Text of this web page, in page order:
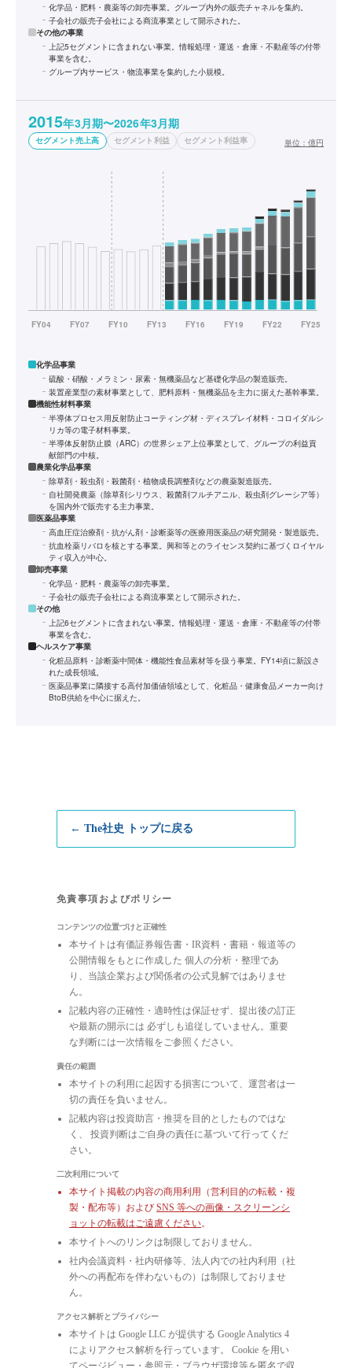
化学品・肥料・農薬等の卸売事業。グループ内外の販売チャネルを集約。
子会社の販売子会社による商流事業として開示された。
その他の事業
上記5セグメントに含まれない事業。情報処理・運送・倉庫・不動産等の付帯
事業を含む。
グループ内サービス・物流事業を集約した小規模。
2015年3月期〜2026年3月期
セグメント売上高 セグメント利益 セグメント利益率 単位： 億円
化学品事業
硫酸・硝酸・メラミン・尿素・無機薬品など基礎化学品の製造販売。
装置産業型の素材事業として、肥料原料・無機薬品を主力に据えた基幹事業。
機能性材料事業
半導体プロセス用反射防止コーティング材・ディスプレイ材料・コロイダルシ
リカ等の電子材料事業。
半導体反射防止膜（ARC）の世界シェア上位事業として、グループの利益貢
献部門の中核。
農業化学品事業
除草剤・殺虫剤・殺菌剤・植物成長調整剤などの農薬製造販売。
自社開発農薬（除草剤シリウス、殺菌剤フルチアニル、殺虫剤グレーシア等）
を国内外で販売する主力事業。
医薬品事業
高血圧症治療剤・抗がん剤・診断薬等の医療用医薬品の研究開発・製造販売。
抗血栓薬リバロを核とする事業。興和等とのライセンス契約に基づくロイヤル
ティ収入が中心。
卸売事業
化学品・肥料・農薬等の卸売事業。
子会社の販売子会社による商流事業として開示された。
その他
上記6セグメントに含まれない事業。情報処理・運送・倉庫・不動産等の付帯
事業を含む。
ヘルスケア事業
化粧品原料・診断薬中間体・機能性食品素材等を扱う事業。FY14頃に新設さ
れた成長領域。
医薬品事業に隣接する高付加価値領域として、化粧品・健康食品メーカー向け
BtoB供給を中心に据えた。
← The社史 トップに戻る
免責事項およびポリシー
コンテンツの位置づけと正確性
本サイトは有価証券報告書・IR資料・書籍・報道等の
公開情報をもとに作成した 個人の分析・整理であ
り、当該企業および関係者の公式見解ではありませ
ん。
記載内容の正確性・適時性は保証せず、提出後の訂正
や最新の開示には 必ずしも追従していません。重要
な判断には一次情報をご参照ください。
責任の範囲
本サイトの利用に起因する損害について、運営者は一
切の責任を負いません。
記載内容は投資助言・推奨を目的としたものではな
く、 投資判断はご自身の責任に基づいて行ってくだ
さい。
二次利用について
本サイト掲載の内容の商用利用（営利目的の転載・複
製・配布等）および SNS 等への画像・スクリーンシ
ョットの転載はご遠慮ください。
本サイトへのリンクは制限しておりません。
社内会議資料・社内研修等、法人内での社内利用（社
外への再配布を伴わないもの）は制限しておりませ
ん。
アクセス解析とプライバシー
本サイトは Google LLC が提供する Google Analytics 4
によりアクセス解析を行っています。 Cookie を用い
てページビュー・参照元・ブラウザ環境等を匿名で収